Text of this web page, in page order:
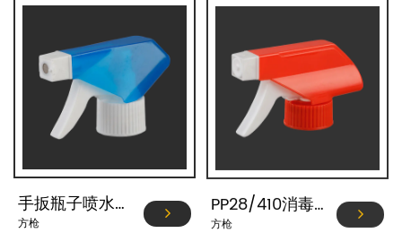
手扳瓶子喷水喷嘴 YJ101-L-C3
方枪
PP28/410消毒液喷雾器 YJ101-J-A1
方枪